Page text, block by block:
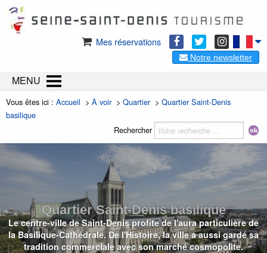
Mes réservations
Notre newsletter
MENU
Vous êtes ici : Accueil > À voir> Quartier> Quartier Saint-Denis
basilique
Rechercher
Quartier Saint-Denis basilique
Le centre-ville de Saint-Denis profite de l'aura particulière de
la Basilique-Cathédrale. De l'Histoire, la ville a aussi gardé sa
tradition commerciale avec son marché cosmopolite.